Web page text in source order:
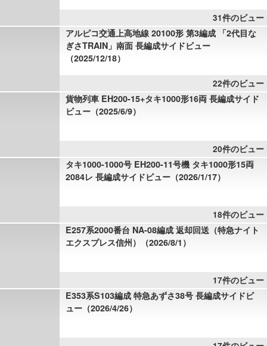
31件のビュー
アルピコ交通上高地線 20100形 第3編成 「2代目な
ぎさTRAIN」南面 長編成サイドビュー
（2025/12/18）
22件のビュー
貨物列車 EH200-15+タキ1000形16両 長編成サイド
ビュー（2025/6/9）
20件のビュー
タキ1000-1000号 EH200-11号機 タキ1000形15両
2084レ 長編成サイドビュー（2026/1/17）
18件のビュー
E257系2000番台 NA-08編成 返却回送（特急ナイト
エクスプレス信州）（2026/8/1）
17件のビュー
E353系S103編成 特急あずさ38号 長編成サイドビ
ュー（2026/4/26）